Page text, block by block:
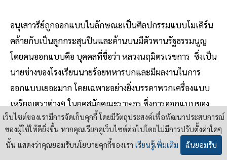
อนุเสาวรีย์ถูกออกแบบในลักษณะเป็นศิลปกรรมแบบโมเดิร์น
คล้ายกับเป็นลูกกระสุนปืนและด้านบนมีตัวพานรัฐธรรมนูญ
โดยคนออกแบบคือ บุคคลที่ชื่อว่า หลวงนฤมิตรเรขการ ซึ่งเป็น
นายช่างของโรงเรียนนายร้อยทหารบกและมีผลงานในการ
ออกแบบเยอะมาก โดยเฉพาะอย่างยิ่งบรรดาพวกเครื่องแบบ
เหรียญตราต่างๆ ในยุคสมัยคณะราษฎร ซึ่งการออกแบบของ
หลวงนฤมิตรเรขการตัวอนุสาวรีย์ฟังก์ชันเป็นพื้นที่ในการบรรจุ
อัฐิ 17 ทหารตำรวจ
เว็บไซต์ของเรามีการจัดเก็บคุกกี้ โดยมีวัตถุประสงค์เพื่อพัฒนาประสบการณ์
ของผู้ใช้ให้ดียิ่งขึ้น หากคุณเรียกดูเว็บไซต์ต่อไปโดยไม่มีการปรับตั้งค่าใดๆ
นั้น แสดงว่าคุณยอมรับนโยบายคุกกี้ของเรา เรียนรู้เพิ่มเติม ฉันยอมรับ